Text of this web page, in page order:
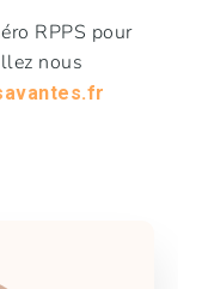
RPPS pour
nous